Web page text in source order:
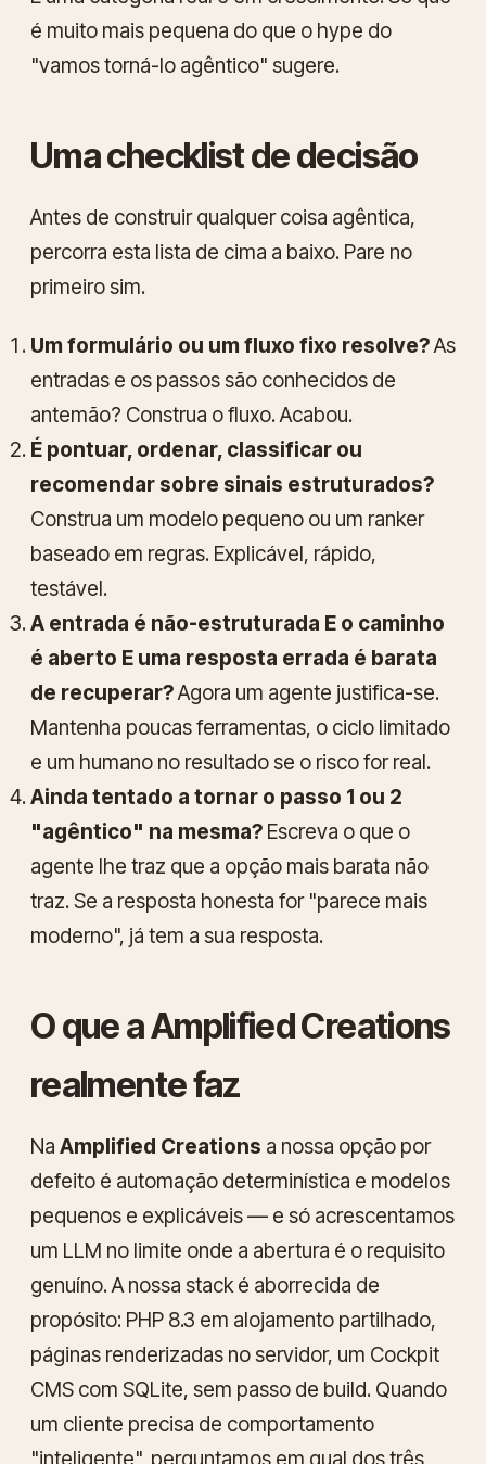
é muito mais pequena do que o hype do
"vamos torná-lo agêntico" sugere.
Uma checklist de decisão
Antes de construir qualquer coisa agêntica,
percorra esta lista de cima a baixo. Pare no
primeirosim.
Um formulário ou um fluxo fixo resolve?As
entradas e os passos são conhecidos de
antemão? Construa o fluxo. Acabou.
É pontuar, ordenar, classificar ou
recomendar sobre sinais estruturados?
Construa um modelo pequeno ou um ranker
baseado em regras. Explicável, rápido,
testável.
A entrada é não-estruturada E o caminho
é aberto E uma resposta errada é barata
de recuperar?Agora um agente justifica-se.
Mantenha poucas ferramentas, o ciclo limitado
e um humano no resultado se o risco for real.
Ainda tentado a tornar o passo 1 ou 2
"agêntico" na mesma? Escreva o que o
agente lhe traz que a opção mais barata não
traz. Se a resposta honesta for "parece mais
moderno", já tem a sua resposta.
O que a Amplified Creations
realmente faz
Na Amplified Creations a nossa opção por
defeito é automação determinística e modelos
pequenos e explicáveis — e só acrescentamos
um LLM no limite onde a abertura é o requisito
genuíno. A nossa stack é aborrecida de
propósito: PHP 8.3 em alojamento partilhado,
páginas renderizadas no servidor, um Cockpit
CMS com SQLite, sem passo de build. Quando
um cliente precisa de comportamento
"inteligente", perguntamos em qual dos três